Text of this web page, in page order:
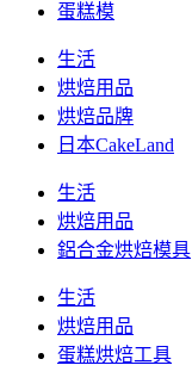
蛋糕模
生活
烘焙用品
烘焙品牌
日本CakeLand
生活
烘焙用品
鋁合金烘焙模具
生活
烘焙用品
蛋糕烘焙工具